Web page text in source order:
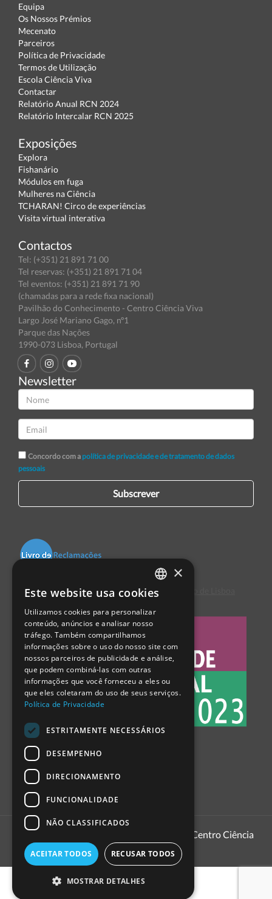
Equipa
Os Nossos Prémios
Mecenato
Parceiros
Política de Privacidade
Termos de Utilização
Escola Ciência Viva
Contactar
Relatório Anual RCN 2024
Relatório Intercalar RCN 2025
Exposições
Explora
Fishanário
Módulos em fuga
Mulheres na Ciência
TCHARAN! Circo de experiências
Visita virtual interativa
Contactos
Tel: (+351) 21 891 71 00
Tel reservas: (+351) 21 891 71 04
Tel eventos: (+351) 21 891 71 90
(chamadas para a rede fixa nacional)
Pavilhão do Conhecimento - Centro Ciência Viva
Largo José Mariano Gago, nº1
Parque das Nações
1990-073 Lisboa, Portugal
Newsletter
Concordo com a política de privacidade e de tratamento de dados
pessoais
Subscrever
Centro de Arbitragem de Conflitos de Consumo de Lisboa
1999 - 2026
Pavilhão do Conhecimento | Centro Ciência
PORTUGUESE
ENGLISH
SPANISH
×
Este website usa cookies
Utilizamos cookies para personalizar
conteúdo, anúncios e analisar nosso
tráfego. Também compartilhamos
informações sobre o uso do nosso site com
nossos parceiros de publicidade e análise,
que podem combiná-las com outras
informações que você forneceu a eles ou
que eles coletaram do uso de seus serviços.
Política de Privacidade
ESTRITAMENTE NECESSÁRIOS
DESEMPENHO
DIRECIONAMENTO
FUNCIONALIDADE
NÃO CLASSIFICADOS
ACEITAR TODOS RECUSAR TODOS
MOSTRAR DETALHES